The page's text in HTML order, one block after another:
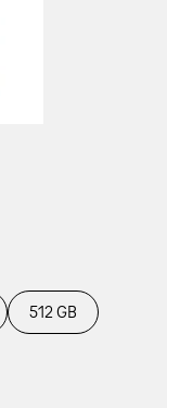
512 GB